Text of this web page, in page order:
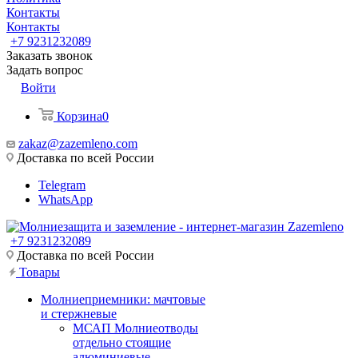
Контакты
Контакты
+7 9231232089
Заказать звонок
Задать вопрос
Войти
Корзина0
zakaz@zazemleno.com
Доставка по всей России
Telegram
WhatsApp
+7 9231232089
Доставка по всей России
Товары
Молниеприемники: мачтовые
и стержневые
МСАП Молниеотводы
отдельно стоящие